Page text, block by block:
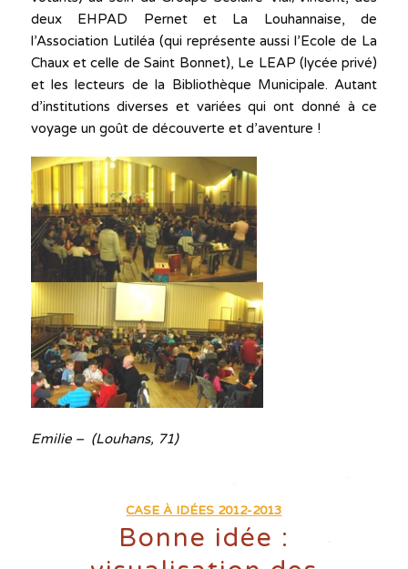
deux EHPAD Pernet et La Louhannaise, de
l’Association Lutiléa (qui représente aussi l’Ecole de La
Chaux et celle de Saint Bonnet), Le LEAP (lycée privé)
et les lecteurs de la Bibliothèque Municipale. Autant
d’institutions diverses et variées qui ont donné à ce
voyage un goût de découverte et d’aventure !
Emilie – (Louhans, 71)
CASE À IDÉES 2012-2013
Bonne idée :